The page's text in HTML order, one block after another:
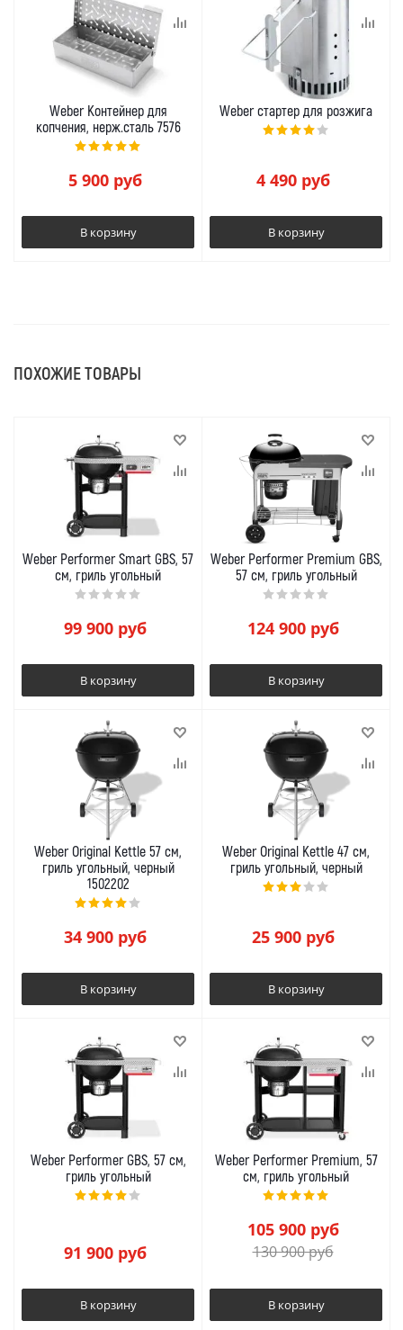
Weber Контейнер для
копчения, нерж.сталь 7576
5 900руб
В корзину
Weber стартер для розжига
4 490руб
В корзину
ПОХОЖИЕ ТОВАРЫ
Weber Performer Smart GBS, 57
см, гриль угольный
99 900руб
В корзину
Weber Performer Premium GBS,
57 см, гриль угольный
124 900руб
В корзину
Weber Original Kettle 57 см,
гриль угольный, черный
1502202
34 900руб
В корзину
Weber Original Kettle 47 см,
гриль угольный, черный
25 900руб
В корзину
Weber Performer GBS, 57 см,
гриль угольный
91 900руб
В корзину
Weber Performer Premium, 57
см, гриль угольный
105 900руб
130 900руб
В корзину